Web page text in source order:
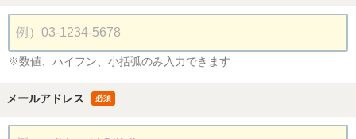
※数値、ハイフン、小括弧のみ入力できます
メールアドレス 必須